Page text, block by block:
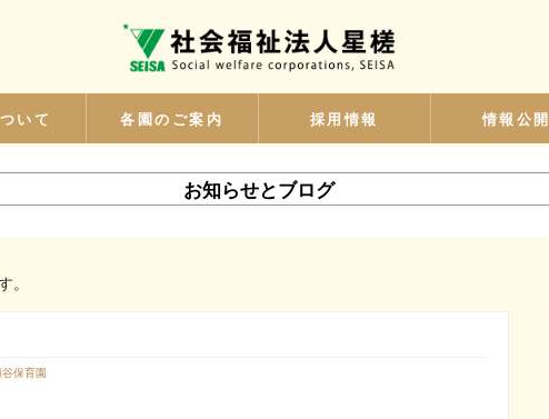
いて 各園のご案内 採用情報 情報公開
お知らせとブログ
保育園